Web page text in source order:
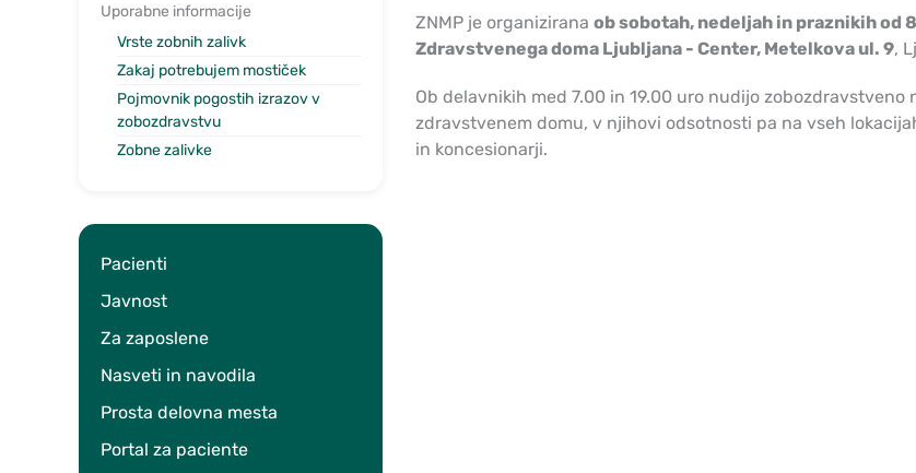
Uporabne informacije
Vrste zobnih zalivk
Zakaj potrebujem mostiček
Pojmovnik pogostih izrazov v
zobozdravstvu
Zobne zalivke
Pacienti
Javnost
Za zaposlene
Nasveti in navodila
Prosta delovna mesta
Portal za paciente
ZNMP je organizirana ob sobotah, nedeljah in praznikih od
Zdravstvenega doma Ljubljana - Center, Metelkova ul. 9,
Ob delavnikih med 7.00 in 19.00 uro nudijo
zdravstvenem domu, v njihovi odsotnosti pa na vseh
in koncesionarji.